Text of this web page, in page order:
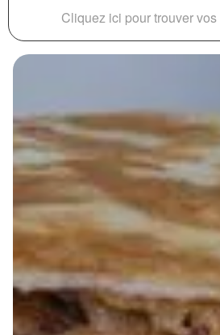
Cliquez ici pour trouver